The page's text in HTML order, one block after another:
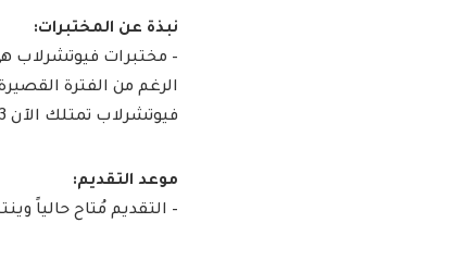
نبذة عن المختبرات:
– مختبرات فيوتشرلاب
فيوتشرلاب تمتلك الآن 13 فرعاً موزعاً في المملكة.
موعد التقديم:
– التقديم مُتاح حالياً